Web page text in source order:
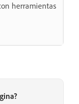
herramientas